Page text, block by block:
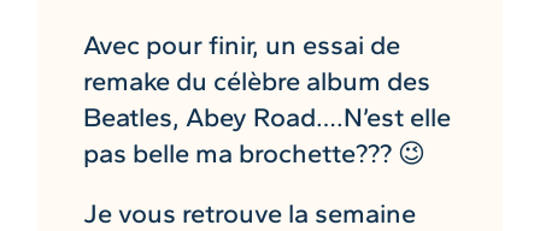
Avec pour finir, un essai de
remake du célèbre album des
Beatles, Abey Road….N’est elle
pas belle ma brochette??? 😉
Je vous retrouve la semaine